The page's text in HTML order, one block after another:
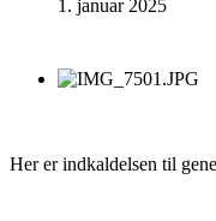
1. januar 2025
Her er indkaldelsen til